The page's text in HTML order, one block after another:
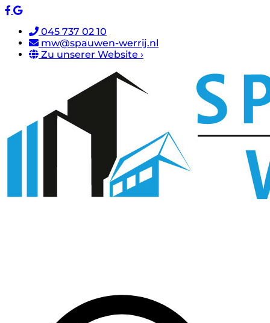
045 737 02 10
mw@spauwen-werrij.nl
Zu unserer Website ›